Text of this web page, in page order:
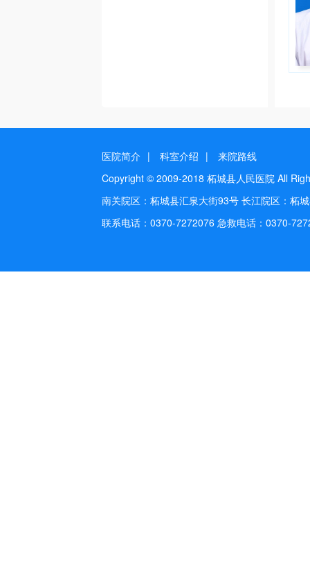
医院简介 | 科室介绍 |
来院路线
Copyright © 2009-2018 柘城县人民医院 All
南关院区：柘城县汇泉大街93号 长江院区：柘
联系电话：0370-7272076 急救电话：0370-